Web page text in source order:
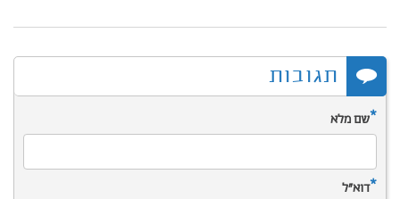
תגובות
*שם מלא
*דוא”ל